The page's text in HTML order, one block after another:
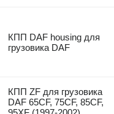
КПП DAF housing для
грузовика DAF
КПП ZF для грузовика
DAF 65CF, 75CF, 85CF,